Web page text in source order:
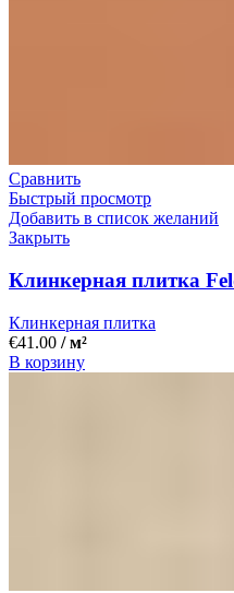
Сравнить
Быстрый просмотр
Добавить в список желаний
Закрыть
Клинкерная плитка
Клинкерная плитка
€41.00 / м²
В корзину